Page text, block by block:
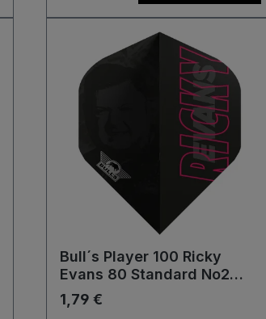
Bull´s Player 100 Ricky
Evans 80 Standard No2
Flights
1,79 €